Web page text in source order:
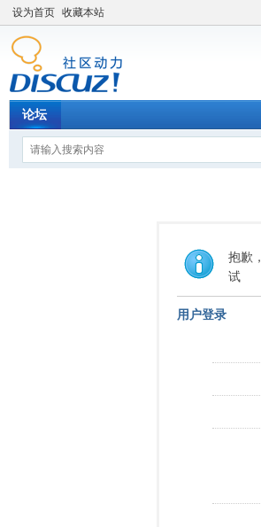
设为首页 收藏本站
论坛
抱歉
试
用户登录